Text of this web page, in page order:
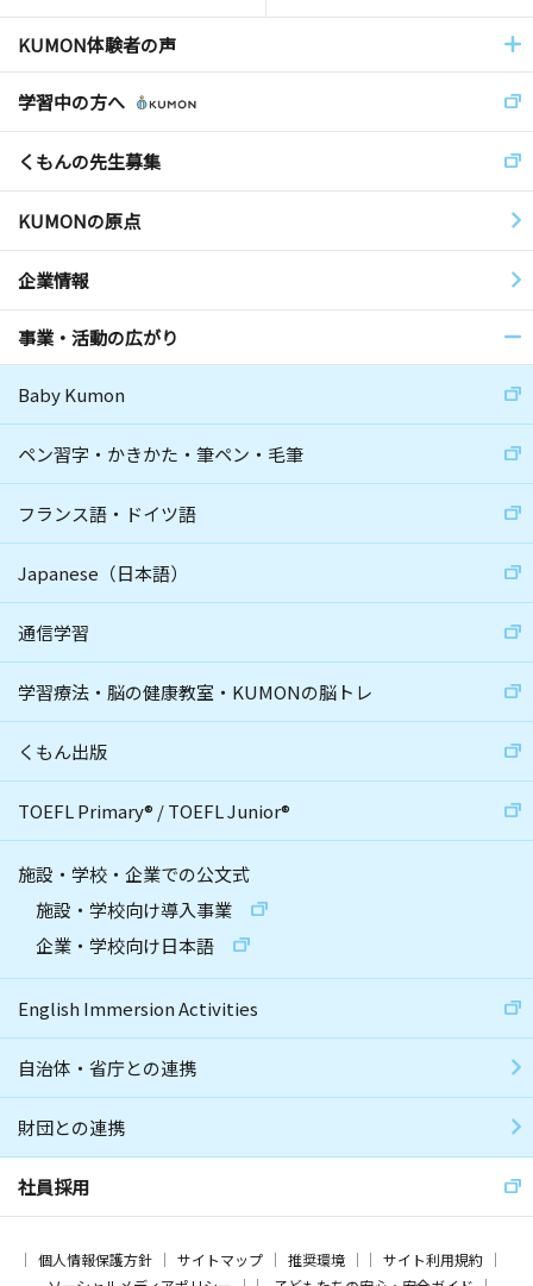
KUMON体験者の声
学習中の方へ
くもんの先生募集
KUMONの原点
企業情報
事業・活動の広がり
Baby Kumon
ペン習字・かきかた・筆ペン・毛筆
フランス語・ドイツ語
Japanese（日本語）
通信学習
学習療法・脳の健康教室・KUMONの脳トレ
くもん出版
TOEFL Primary® /TOEFL Junior®
施設・学校・企業での公文式
施設・学校向け導入事業
企業・学校向け日本語
English Immersion Activities
自治体・省庁との連携
財団との連携
社員採用
個人情報保護方針 サイトマップ 推奨環境
サイト利用規約